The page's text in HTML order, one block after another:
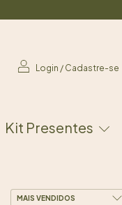
Login / Cadastre-se
Kit Presentes